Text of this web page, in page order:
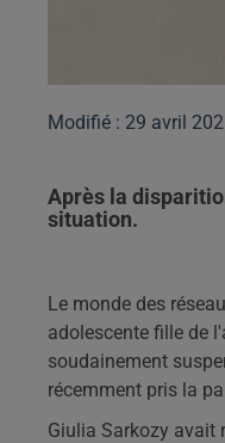
Modifié : 29 avril
Après la
situation.
Le monde des
adolescente fille de
soudainement
récemment pris la
Giulia Sarkozy avait